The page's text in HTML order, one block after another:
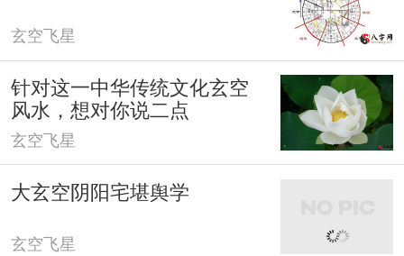
玄空飞星
针对这一中华传统文化玄空
风水，想对你说二点
玄空飞星
大玄空阴阳宅堪舆学
玄空飞星